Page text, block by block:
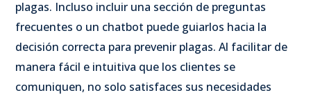
plagas. Incluso incluir una sección de preguntas
frecuentes o un chatbot puede guiarlos hacia la
decisión correcta para prevenir plagas. Al facilitar de
manera fácil e intuitiva que los clientes se
comuniquen, no solo satisfaces sus necesidades